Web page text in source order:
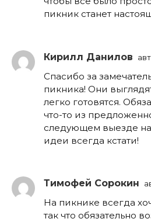
пикник станет
Кирилл Данилов
Спасибо за
пикника! Они
легко готовятся.
что-то из
следующем выезде
идеи всегда кстати!
Тимофей Сорокин
На пикнике всегда
так что обязательно